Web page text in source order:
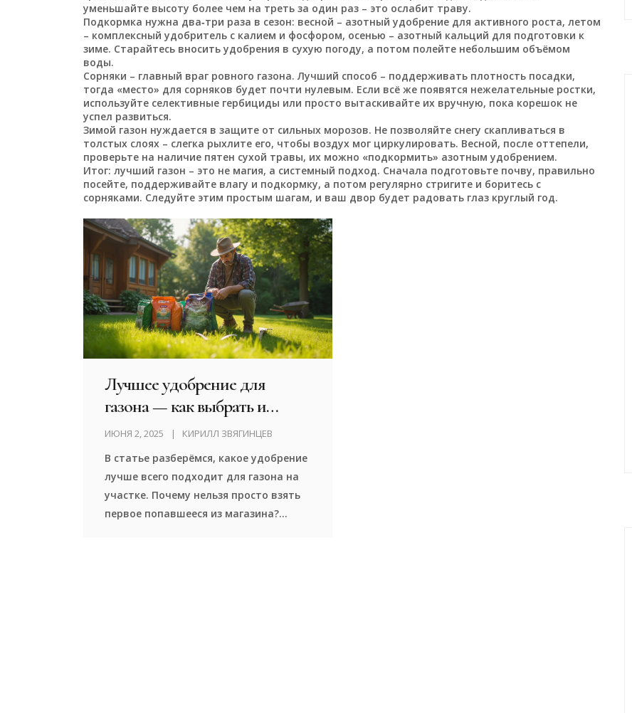
уменьшайте высоту более чем на треть за один раз – это ослабит траву.
Подкормка нужна два‑три раза в сезон: весной – азотный удобрение для активного роста, летом
– комплексный удобритель с калием и фосфором, осенью – азотный кальций для подготовки к
зиме. Старайтесь вносить удобрения в сухую погоду, а потом полейте небольшим объёмом
воды.
Сорняки – главный враг ровного газона. Лучший способ – поддерживать плотность посадки,
тогда «место» для сорняков будет почти нулевым. Если всё же появятся нежелательные ростки,
используйте селективные гербициды или просто вытаскивайте их вручную, пока корешок не
успел развиться.
Зимой газон нуждается в защите от сильных морозов. Не позволяйте снегу скапливаться в
толстых слоях – слегка рыхлите его, чтобы воздух мог циркулировать. Весной, после оттепели,
проверьте на наличие пятен сухой травы, их можно «подкормить» азотным удобрением.
Итог: лучший газон – это не магия, а системный подход. Сначала подготовьте почву, правильно
посейте, поддерживайте влагу и подкормку, а потом регулярно стригите и боритесь с
сорняками. Следуйте этим простым шагам, и ваш двор будет радовать глаз круглый год.
Лучшее удобрение для
газона — как выбрать и
применять
ИЮНЯ 2, 2025 КИРИЛЛ ЗВЯГИНЦЕВ
В статье разберёмся, какое удобрение
лучше всего подходит для газона на
участке. Почему нельзя просто взять
первое попавшееся из магазина?